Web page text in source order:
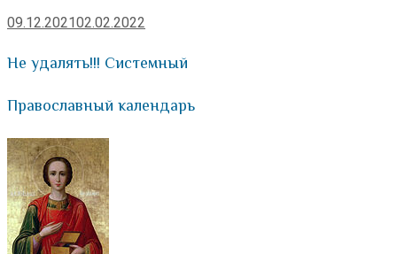
09.12.202102.02.2022
Не удалять!!! Системный
Православный календарь